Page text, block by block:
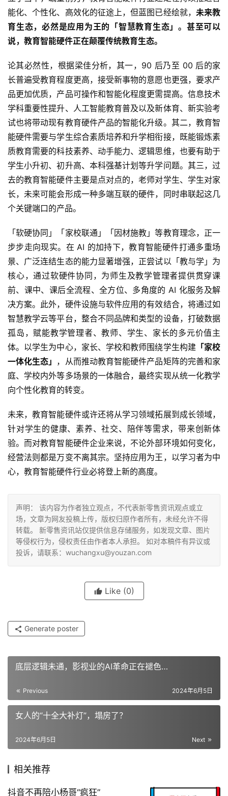
能化、个性化、高效化的征途上，但蓝图已经绘就， 未来教
育生态，必然是应用为王的「智慧教育生态」。 甚至可以
说，教育智能硬件正在颠覆传统教育生态。
论其必然性，根据梁佳分析，其一，90 后乃至 00 后的家
长普遍受教育程度更高，接受新事物的意愿也更强，要求产
品更加优质，产品可操作和智能化程度更需提高。信息技术
学科重要性提升、人工智能教育普及以及新体育、新实验考
试也将带动现有教育硬件产品的智能化升级。其二，教育智
能硬件需要与学生综合素质培养和升学相衔接，既能锻炼素
质教育需要的科技素养、动手能力、逻辑思维，也要有助于
学生小升初、初升高、本科强基计划等升学问题。其三，过
去的教育智能硬件主要是点对点的，老师对学生、学生对家
长，未来可能会形成一种多端互联的硬件，同时串联起这几
个关键端口的产品。
「软硬协同」「家校联通」「因材施教」等教育理念，正一
步步走向现实。在 AI 的加持下，教育智能硬件打通多重场
景、广泛连结生态的能力显著增强，正尝试以「教与学」为
核心，通过软硬件协同，为师生及教学管理者提供贯穿课
前、课中、课后全流程、全方位、多角度的 AI 化服务及解
决方案。此外，硬件设施与软件应用的有效结合，将通过如
智慧教学云等平台，整合不同品牌和类型的设备，打破数据
孤岛，赋能教学管理者、教师、学生、家长的多元价值主
体。以学生为中心，家长、学校和教师围绕学生构建「家校
一体化生态」 ，从而推动教育智能硬件产品矩阵的完善和家
庭、学校内外等多场景的一体融合，最终实现从统一化教学
向个性化教育的转变。
未来，教育智能硬件或许还将从学习领域拓展到成长领域，
针对学生的健康、素养、社交、陪伴等需求，带来创新体
验。而对教育智能硬件企业来说，不论外部环境如何变化，
经营法则都是万变不离其宗。坚持应用为王，以学习者为中
心，教育智能硬件行业必将登上新的高度。
声明： 该内容为作者独立观点，不代表新零售资讯观点或立
场，文章为网友投稿上传，版权归原作者所有，未经允许不得
转载。 新零售资讯站仅提供信息存储服务，如发现文章、图片
等侵权行为，侵权责任由作者本人承担。 如对本稿件有异议或
投诉，请联系：wuchangxu@youzan.com
Like (0)
Generate poster
底层逻辑未通，影视业的AI革命正在褪色…
Previous 2024年6月5日
女人的“十全大补灯”，塌房了？
Next
2024年6月5日
相关推荐
抖音不再陪小杨哥“疯狂”